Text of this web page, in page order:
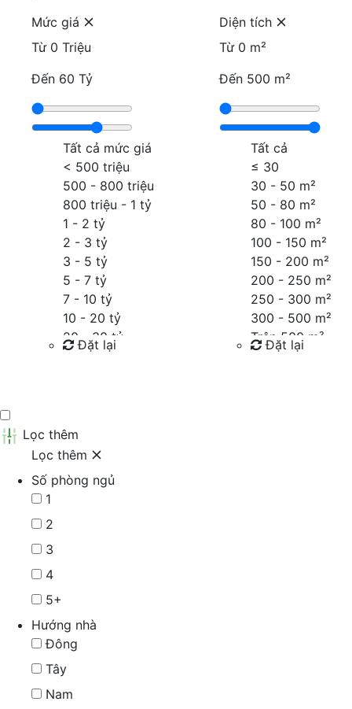
Mức giá
Từ 0 Triệu
Đến 60 Tỷ
Tất cả mức giá
< 500 triệu
500 - 800 triệu
800 triệu - 1 tỷ
1 - 2 tỷ
2 - 3 tỷ
3 - 5 tỷ
5 - 7 tỷ
7 - 10 tỷ
10 - 20 tỷ
20 - 30 tỷ
30 - 40 tỷ
Đặt lại
Diện tích
Từ 0 m²
Đến 500 m²
Tất cả
≤ 30
30 - 50 m²
50 - 80 m²
80 - 100 m²
100 - 150 m²
150 - 200 m²
200 - 250 m²
250 - 300 m²
300 - 500 m²
Trên 500 m²
Đặt lại
Lọc thêm
Lọc thêm
Số phòng ngủ
1
2
3
4
5+
Hướng nhà
Đông
Tây
Nam